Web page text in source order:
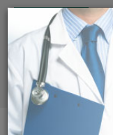
FRANÇAIS
Centre de Check-up
Santé